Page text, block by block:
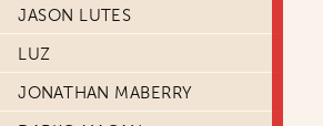
JASON LUTES
LUZ
JONATHAN MABERRY